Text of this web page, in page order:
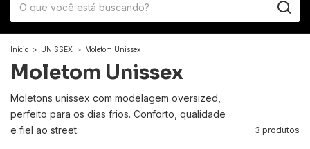
Início > UNISSEX > Moletom Unissex
Moletom Unissex
Moletons unissex com modelagem oversized,
perfeito para os dias frios. Conforto, qualidade
e fiel ao street.
3 produtos